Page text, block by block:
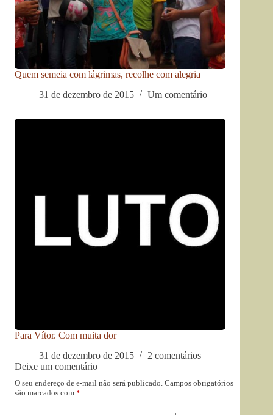
Quem semeia com lágrimas, recolhe com alegria
31 de dezembro de 2015
Um comentário
Para Vítor. Com muita dor
31 de dezembro de 2015
2 comentários
Deixe um comentário
O seu endereço de e-mail não será publicado. Campos obrigatórios
são marcados com *